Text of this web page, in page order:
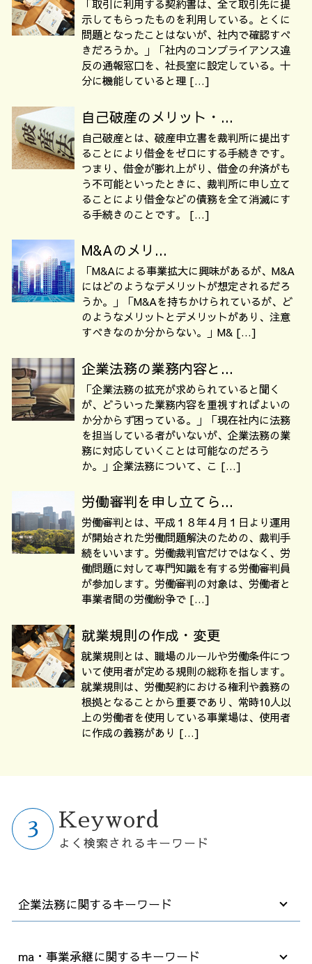
「取引に利用する契約書は、全て取引先に提
示してもらったものを利用している。とくに
問題となったことはないが、社内で確認すべ
きだろうか。」「社内のコンプライアンス違
反の通報窓口を、社長室に設定している。十
分に機能していると理 […]
自己破産のメリット・...
自己破産とは、破産申立書を裁判所に提出す
ることにより借金をゼロにする手続きです。
つまり、借金が膨れ上がり、借金の弁済がも
う不可能といったときに、裁判所に申し立て
ることにより借金などの債務を全て消滅にす
る手続きのことです。 […]
M&Aのメリ...
「M&Aによる事業拡大に興味があるが、M&A
にはどのようなデメリットが想定されるだろ
うか。」「M&Aを持ちかけられているが、ど
のようなメリットとデメリットがあり、注意
すべきなのか分からない。」M& […]
企業法務の業務内容と...
「企業法務の拡充が求められていると聞く
が、どういった業務内容を重視すればよいの
か分からず困っている。」「現在社内に法務
を担当している者がいないが、企業法務の業
務に対応していくことは可能なのだろう
か。」企業法務について、こ […]
労働審判を申し立てら...
労働審判とは、平成１８年４月１日より運用
が開始された労働問題解決のための、裁判手
続をいいます。労働裁判官だけではなく、労
働問題に対して専門知識を有する労働審判員
が参加します。労働審判の対象は、労働者と
事業者間の労働紛争で […]
就業規則の作成・変更
就業規則とは、職場のルールや労働条件につ
いて使用者が定める規則の総称を指します。
就業規則は、労働契約における権利や義務の
根拠となることから重要であり、常時10人以
上の労働者を使用している事業場は、使用者
に作成の義務があり […]
Keyword
よく検索されるキーワード
企業法務に関するキーワード
就業規則 作成
ma・事業承継に関するキーワード